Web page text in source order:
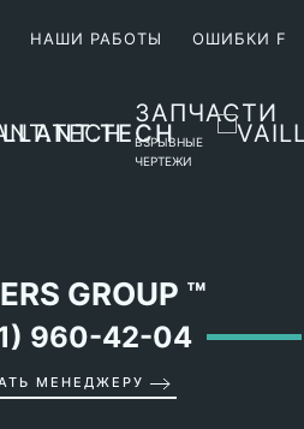
НАШИ РАБОТЫ ОШИБКИ F
ЗАПЧАСТИ
ВЗРЫВНЫЕ
ЧЕРТЕЖИ
GROUP ™
960-42-04
МЕНЕДЖЕРУ